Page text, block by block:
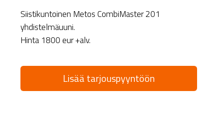
Siistikuntoinen Metos CombiMaster 201
yhdistelmäuuni.
Hinta 1800 eur +alv.
Lisää tarjouspyyntöön